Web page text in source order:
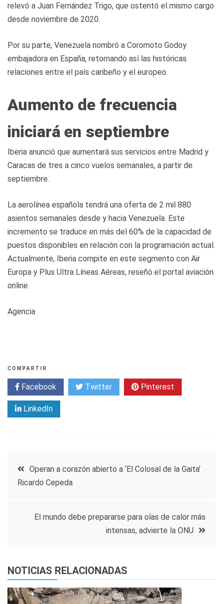
relevó a Juan Fernández Trigo, que ostentó el mismo cargo
desde noviembre de 2020.
Por su parte, Venezuela nombró a Coromoto Godoy
embajadora en España, retomando así las históricas
relaciones entre el país caribeño y el europeo.
Aumento de frecuencia
iniciará en septiembre
Iberia anunció que aumentará sus servicios entre Madrid y
Caracas de tres a cinco vuelos semanales, a partir de
septiembre.
La aerolínea española tendrá una oferta de 2 mil 880
asientos semanales desde y hacia Venezuela. Este
incremento se traduce en más del 60% de la capacidad de
puestos disponibles en relación con la programación actual.
Actualmente, Iberia compite en este segmento con Air
Europa y Plus Ultra Líneas Aéreas, reseñó el portal aviación
online.
Agencia
COMPARTIR
Facebook Twitter Pinterest
LinkedIn
Navegación
entradas
Operan a corazón abierto a ‘El Colosal de la Gaita’
Ricardo Cepeda
El mundo debe prepararse para olas de calor más
intensas, advierte la ONU
NOTICIAS RELACIONADAS